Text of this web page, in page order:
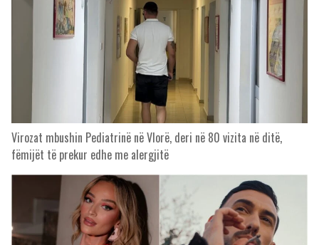
Virozat mbushin Pediatrinë në Vlorë, deri në 80 vizita në ditë,
fëmijët të prekur edhe me alergjitë